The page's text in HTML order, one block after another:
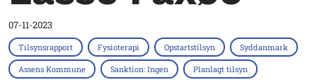
07-11-2023
Tilsynsrapport Fysioterapi Opstartstilsyn Syddanmark
Assens Kommune Sanktion: Ingen Planlagt tilsyn